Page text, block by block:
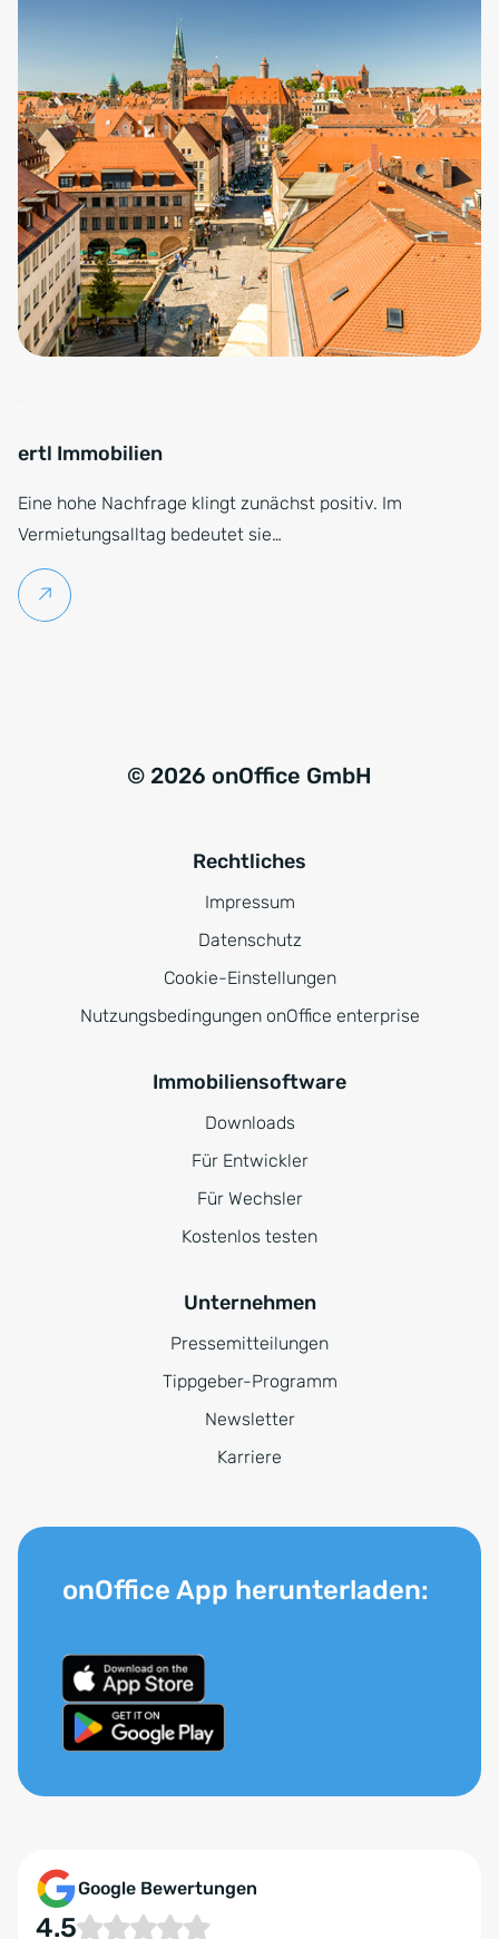
ertl Immobilien
Eine hohe Nachfrage klingt zunächst positiv. Im
Vermietungsalltag bedeutet sie…
Weiterlesen
© 2026 onOffice GmbH
Rechtliches
Impressum
Datenschutz
Cookie-Einstellungen
Nutzungsbedingungen onOffice enterprise
Immobiliensoftware
Downloads
Für Entwickler
Für Wechsler
Kostenlos testen
Unternehmen
Pressemitteilungen
Tippgeber-Programm
Newsletter
Karriere
Google Bewertungen
4.5
onOffice App herunterladen: